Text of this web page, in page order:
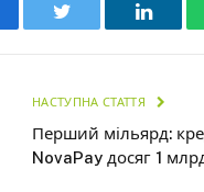
Twitter
НАСТУПНА СТАТТЯ
Перший мільярд:
NovaPay досяг 1